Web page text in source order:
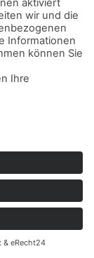
ausgespielt
wir
zur
haben und wie
haben.
Ihrer
gestützt.